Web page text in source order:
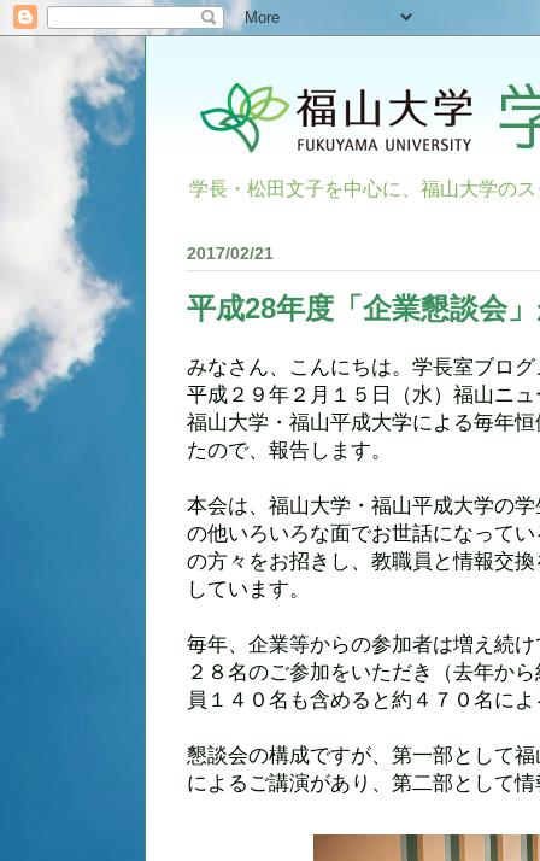
学長・松田文子を中心に、福山大学の
2017/02/21
平成28年度「企業懇談会
みなさん、こんにちは。学長室ブロ
平成２９年２月１５日（水）福山ニ
福山大学・福山平成大学による毎年
たので、報告します。
本会は、福山大学・福山平成大学の
の他いろいろな面でお世話になって
の方々をお招きし、教職員と情報交
しています。
毎年、企業等からの参加者は増え続
２８名のご参加をいただき（去年か
員１４０名も含めると約４７０名に
懇談会の構成ですが、第一部として
によるご講演があり、第二部として